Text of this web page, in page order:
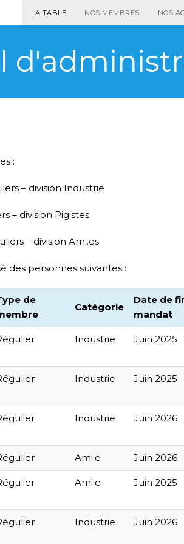
LA TABLE NOS MEMBRES NOS
:
– division Industrie
– division Pigistes
– division Ami.es
des personnes suivantes :
de
Catégorie
Date de
mandat
Industrie Juin 2025
Industrie Juin 2025
Industrie Juin 2026
Ami.e Juin 2026
Ami.e Juin 2025
Industrie Juin 2026